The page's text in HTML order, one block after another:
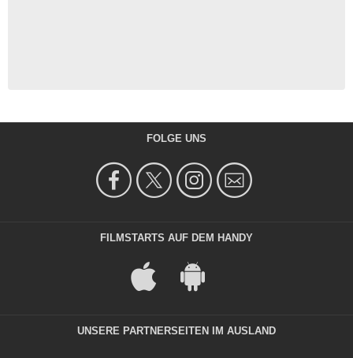
FOLGE UNS
FILMSTARTS AUF DEM HANDY
UNSERE PARTNERSEITEN IM AUSLAND